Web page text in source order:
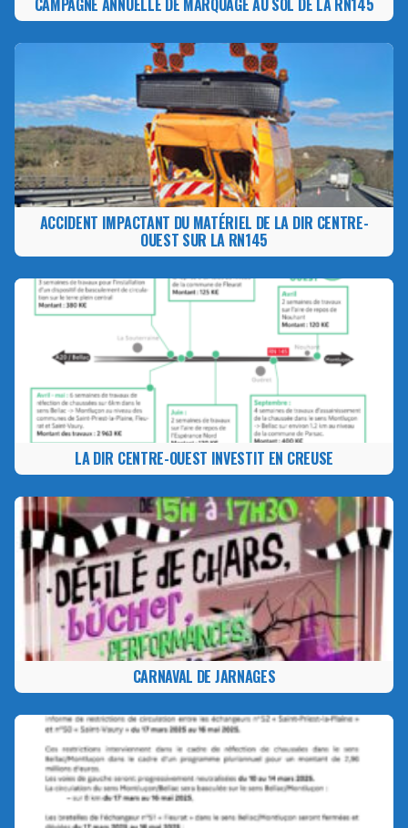
CAMPAGNE ANNUELLE DE MARQUAGE AU SOL DE LA RN145
ACCIDENT IMPACTANT DU MATÉRIEL DE LA DIR CENTRE-
OUEST SUR LA RN145
LA DIR CENTRE-OUEST INVESTIT EN CREUSE
CARNAVAL DE JARNAGES